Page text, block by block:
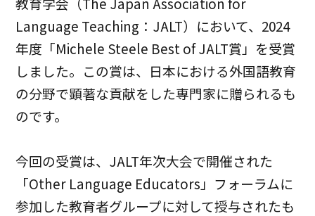
Language Teaching：JALT）において、2024
年度「Michele Steele Best of JALT賞」を受賞
しました。この賞は、日本における外国語教育
の分野で顕著な貢献をした専門家に贈られるも
のです。
今回の受賞は、JALT年次大会で開催された
「Other Language Educators」フォーラムに
参加した教育者グループに対して授与されたも